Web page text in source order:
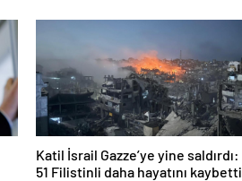
Katil İsrail Gazze’ye yine saldırdı:
51 Filistinli daha hayatını kaybetti